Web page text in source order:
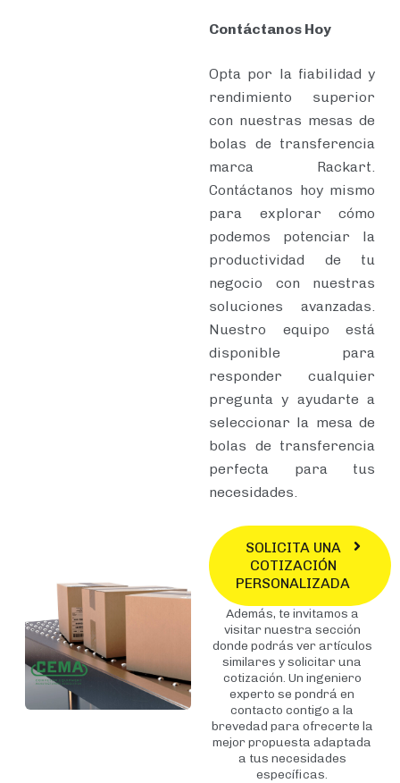
Contáctanos Hoy
Opta por la fiabilidad y
rendimiento superior
con nuestras mesas de
bolas de transferencia
marca Rackart.
Contáctanos hoy mismo
para explorar cómo
podemos potenciar la
productividad de tu
negocio con nuestras
soluciones avanzadas.
Nuestro equipo está
disponible para
responder cualquier
pregunta y ayudarte a
seleccionar la mesa de
bolas de transferencia
perfecta para tus
necesidades.
SOLICITA UNA
COTIZACIÓN
PERSONALIZADA
Además, te invitamos a
visitar nuestra sección
donde podrás ver artículos
similares y solicitar una
cotización. Un ingeniero
experto se pondrá en
contacto contigo a la
brevedad para ofrecerte la
mejor propuesta adaptada
a tus necesidades
específicas.